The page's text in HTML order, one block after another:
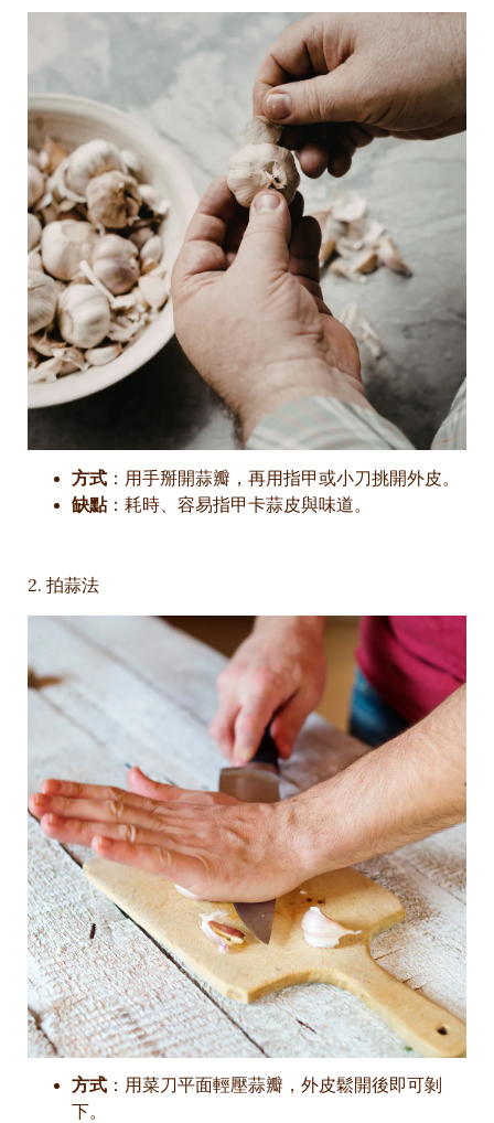
方式 ：用手掰開蒜瓣，再用指甲或小刀挑開外皮。
缺點：耗時、容易指甲卡蒜皮與味道。
2. 拍蒜法
方式 ：用菜刀平面輕壓蒜瓣，外皮鬆開後即可剝
下。